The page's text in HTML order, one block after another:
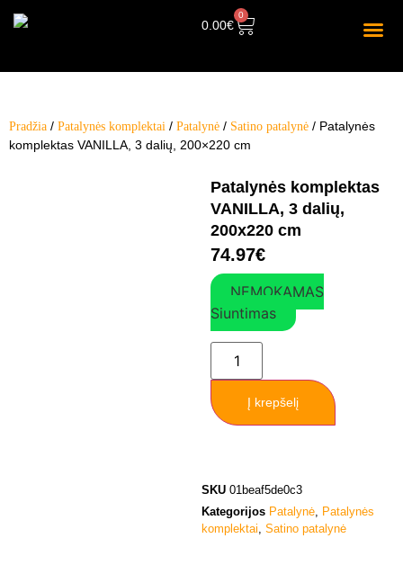
0.00€
0
Pradžia / Patalynės komplektai / Patalynė / Satino patalynė / Patalynės
komplektas VANILLA, 3 dalių, 200×220 cm
Patalynės komplektas
VANILLA, 3 dalių,
200x220 cm
74.97€
NEMOKAMAS
Siuntimas
Į krepšelį
SKU 01beaf5de0c3
Kategorijos Patalynė, Patalynės
komplektai, Satino patalynė